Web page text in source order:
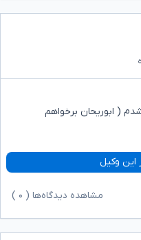
( ابوریحان برخواهم
این وکیل
مشاهده دیدگاه‌ها ( ۰